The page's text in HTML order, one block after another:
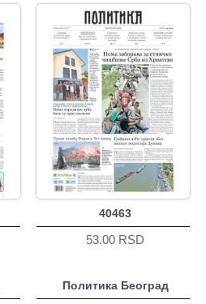
40463
53.00 RSD
Политика Београд